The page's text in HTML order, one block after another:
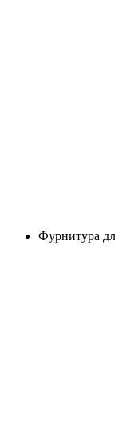
Фурнитура